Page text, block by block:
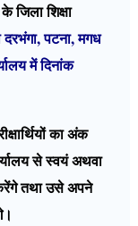
जिला शिक्षा
पटना, मगध
में दिनांक
का अंक
से स्वयं अथवा
तथा उसे अपने